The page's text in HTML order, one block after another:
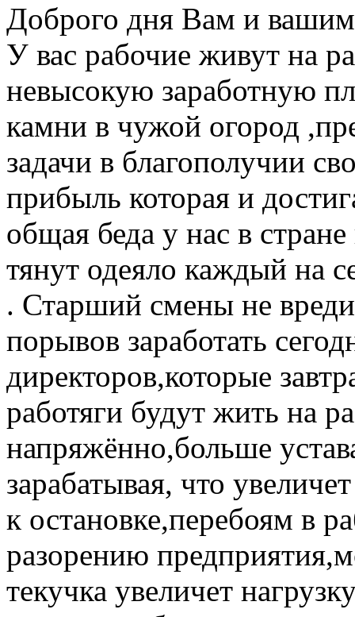
Доброго дня Вам и
У вас рабочие живут на
невысокую заработную
камни в чужой огород
задачи в благополучии
прибыль которая и
общая беда у нас в
тянут одеяло каждый на
. Старший смены не
порывов заработать
директоров,которые
работяги будут жить на
напряжённо,больше
зарабатывая, что
к остановке,перебоям в
разорению
текучка увеличет